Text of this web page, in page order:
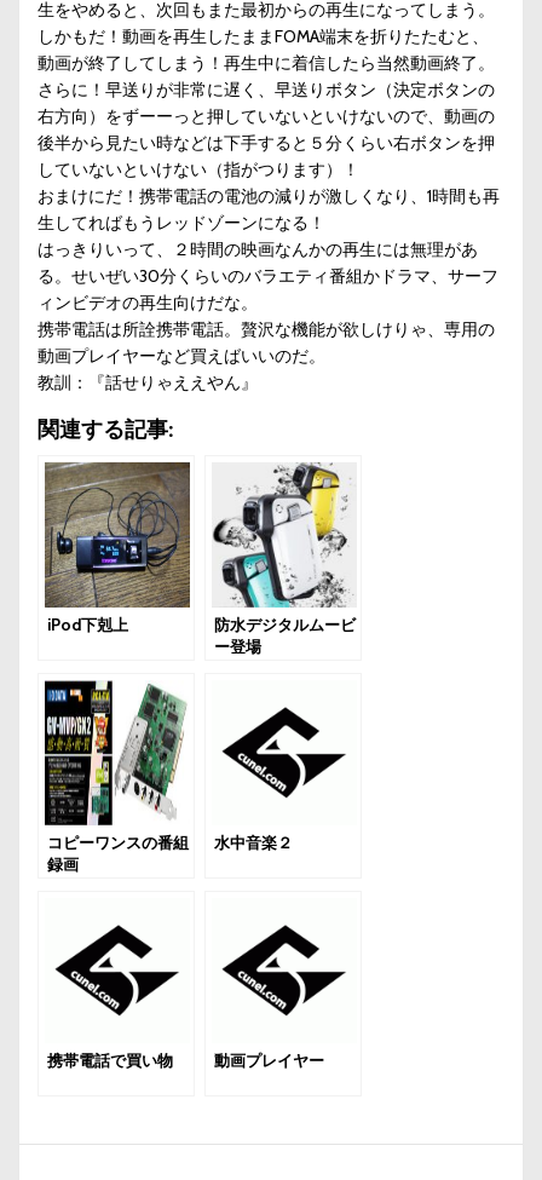
生をやめると、次回もまた最初からの再生になってしまう。
しかもだ！動画を再生したままFOMA端末を折りたたむと、
動画が終了してしまう！再生中に着信したら当然動画終了。
さらに！早送りが非常に遅く、早送りボタン（決定ボタンの
右方向）をずーーっと押していないといけないので、動画の
後半から見たい時などは下手すると５分くらい右ボタンを押
していないといけない（指がつります）！
おまけにだ！携帯電話の電池の減りが激しくなり、1時間も再
生してればもうレッドゾーンになる！
はっきりいって、２時間の映画なんかの再生には無理があ
る。せいぜい30分くらいのバラエティ番組かドラマ、サーフ
ィンビデオの再生向けだな。
携帯電話は所詮携帯電話。贅沢な機能が欲しけりゃ、専用の
動画プレイヤーなど買えばいいのだ。
教訓：『話せりゃええやん』
関連する記事:
iPod下剋上
防水デジタルムービ
ー登場
コピーワンスの番組
録画
水中音楽２
携帯電話で買い物 動画プレイヤー